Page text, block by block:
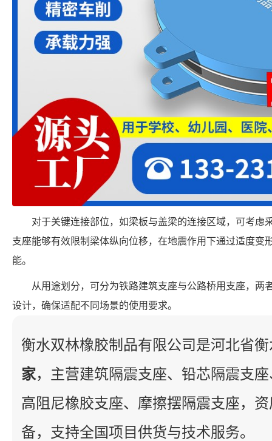
对于关键连接部位，如梁板与盖梁的连接区域，可考虑
支座能够有效限制梁体纵向位移，在地震作用下通过适度变
能。
从用途划分，可分为铁路建筑支座与公路桥用支座，两
设计，确保适配不同场景的使用要求。
衡水双林橡胶制品有限公司是河北省
家，主营建筑隔震支座、铅芯隔震支
高阻尼橡胶支座、摩擦摆隔震支座，
备，支持全国项目供货与技术服务。